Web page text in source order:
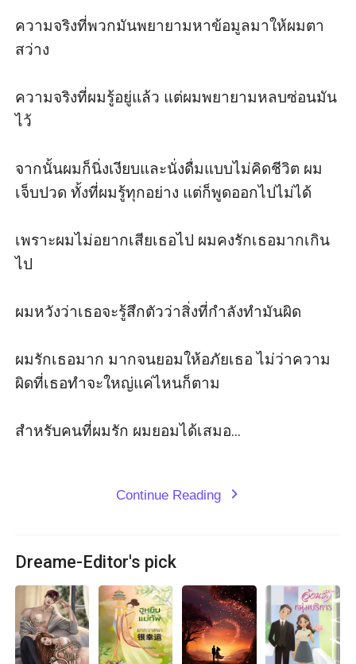
ความจริงที่พวกมันพยายามหาข้อมูลมาให้ผมตา
สว่าง
ความจริงที่ผมรู้อยู่แล้ว แต่ผมพยายามหลบซ่อนมัน
ไว้
จากนั้นผมก็นิ่งเงียบและนั่งดื่มแบบไม่คิดชีวิต ผม
เจ็บปวด ทั้งที่ผมรู้ทุกอย่าง แต่ก็พูดออกไปไม่ได้
เพราะผมไม่อยากเสียเธอไป ผมคงรักเธอมากเกิน
ไป
ผมหวังว่าเธอจะรู้สึกตัวว่าสิ่งที่กำลังทำมันผิด
ผมรักเธอมาก มากจนยอมให้อภัยเธอ ไม่ว่าความ
ผิดที่เธอทำจะใหญ่แค่ไหนก็ตาม
สำหรับคนที่ผมรัก ผมยอมได้เสมอ...
Continue Reading expand_more
Dreame-Editor's pick